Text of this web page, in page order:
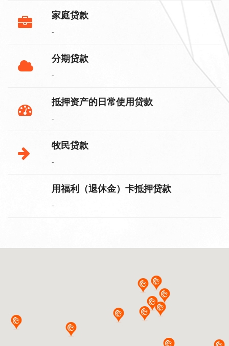
家庭贷款
-
分期贷款
-
抵押资产的日常使用贷款
-
牧民贷款
-
用福利（退休金）卡抵押贷款
-